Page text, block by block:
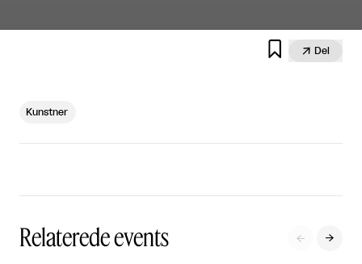
  Del
Kunstner
Relaterede events  